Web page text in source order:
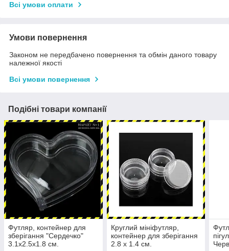
Всі умови оплати
Умови повернення
Законом не передбачено повернення та обмін даного товару
належної якості
Всі умови повернення
Подібні товари компанії
Футляр, контейнер для
зберігання "Сердечко"
3.1х2.5х1.8 см.
Круглий мініфутляр,
контейнер для зберігання
2.8 х 1.4 см.